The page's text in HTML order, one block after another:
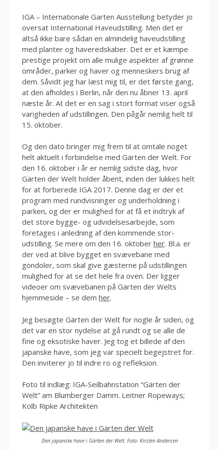
IGA – Internationale Garten Ausstellung betyder jo
oversat International Haveudstilling. Men det er
altså ikke bare sådan en almindelig haveudstilling
med planter og haveredskaber. Det er et kæmpe
prestige projekt om alle mulige aspekter af grønne
områder, parker og haver og menneskers brug af
dem. Såvidt jeg har læst mig til, er det første gang,
at den afholdes i Berlin, når den nu åbner 13. april
næste år. At det er en sag i stort format viser også
varigheden af udstillingen. Den pågår nemlig helt til
15. oktober.
Og den dato bringer mig frem til at omtale noget
helt aktuelt i forbindelse med Gärten der Welt. For
den 16. oktober i år er nemlig sidste dag, hvor
Gärten der Welt holder åbent, inden der lukkes helt
for at forberede IGA 2017. Denne dag er der et
program med rundvisninger og underholdning i
parken, og der er mulighed for at få et indtryk af
det store bygge- og udvidelsesarbejde, som
foretages i anledning af den kommende stor-
udstilling. Se mere om den 16. oktober her. Bl.a. er
der ved at blive bygget en svævebane med
gondoler, som skal give gæsterne på udstillingen
mulighed for at se det hele fra oven. Der ligger
videoer om svævebanen på Gärten der Welts
hjemmeside – se dem her.
Jeg besøgte Gärten der Welt for nogle år siden, og
det var en stor nydelse at gå rundt og se alle de
fine og eksotiske haver. Jeg tog et billede af den
japanske have, som jeg var specielt begejstret for.
Den inviterer jo til indre ro og refleksion.
Foto til indlæg: IGA-Seilbahnstation “Gärten der
Welt” am Blumberger Damm. Leitner Ropeways;
Kolb Ripke Architekten
Den japanske have i Gärten der Welt. Foto: Kirsten Andersen